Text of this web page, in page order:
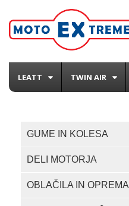
LEATT TWIN AIR
GUME IN KOLESA
DELI MOTORJA
OBLAČILA IN OPREMA